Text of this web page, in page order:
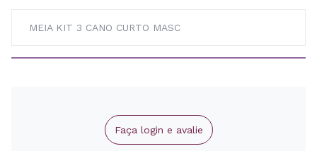
MEIA KIT 3 CANO CURTO MASC
Faça login e avalie